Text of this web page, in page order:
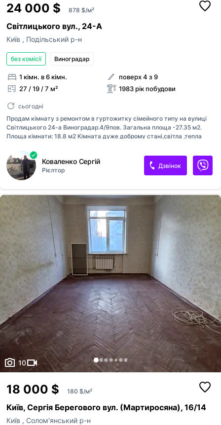
24 000 $ 878 $/м²
Світлицького вул., 24-А
Київ , Подільський р-н
без комісії Виноградар
1 кімн. в 6 кімн.
27 / 19 / 7 м²
поверх 4 з 9
1983 рік побудови
сьогодні
Продам кімнату з ремонтом в гуртожитку сімейного типу на вулиці
Світлицького 24-а Виноградар.4/9пов. Загальна площа -27.35 м2.
Площа кімнати: 18.8 м2 Кімната дуже доброму стані,світла ,тепла
меблі і техніка за домовленістю..Чудовий вигляд з вікна у всі пори
року Загальна кухня 15 кв,метрів у кожного є своє окреме місце ,є
дві душеві,два туалети, бойлер.Сусіди
добрі,привітні,охайні,підтримують чистоту на поверсі, всі сусіди без
шкідливих звичок. Будинок з керамічної цегли 1983 р. Будинок
знаходиться в тихому місці, поруч поліклініка, дит. садок, 2-і школи,
розвинена інфраструктура, є все необхідне для життя та відпочинку.
Док...
Коваленко Сергій
Рієлтор
Дзвінок
10
18 000 $ 180 $/м²
Київ, Сергія Берегового вул. (Мартиросяна), 16/14
Київ , Солом'янський р-н